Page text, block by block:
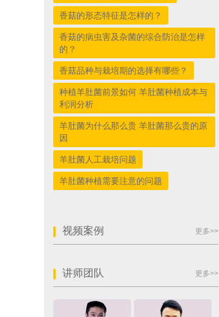
香菇的形态特征是怎样的？
香菇的病虫害及杂菌的综合防治是怎样
的？
香菇品种与栽培期的选择有哪些？
种植羊肚菌前景如何 羊肚菌种植成本与
利润分析
羊肚菌为什么那么贵 羊肚菌那么贵的原
因
羊肚菌人工栽培问题
羊肚菌种植需要注意的问题
视频案例 更多>>
讲师团队 更多>>